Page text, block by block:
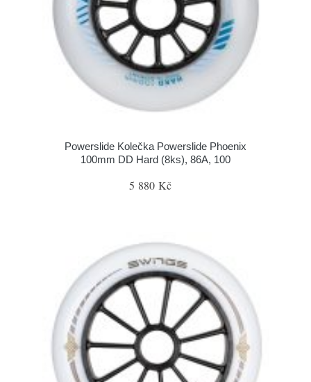
Powerslide Kolečka Powerslide Phoenix
100mm DD Hard (8ks), 86A, 100
5 880 Kč